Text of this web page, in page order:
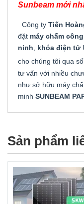
Sunbeam mới
Công ty Tiến
đặt máy chấm
ninh, khóa điện tử
cho chúng tôi qua
tư vấn với nhiều
như sở hữu máy
minh SUNBEAM
Sản phẩm